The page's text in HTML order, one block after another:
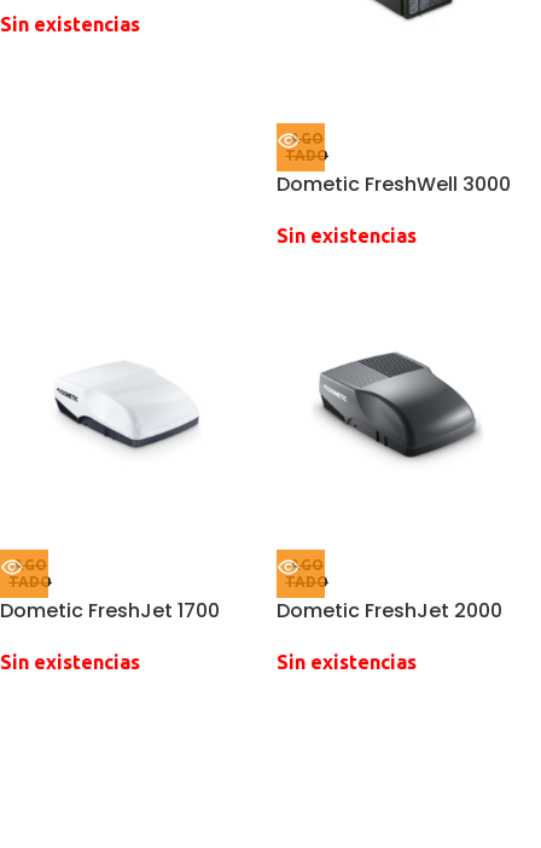
Sin existencias
AGO
TADO
Dometic FreshWell 3000
Sin existencias
AGO
TADO
Dometic FreshJet 1700
Sin existencias
AGO
TADO
Dometic FreshJet 2000
Sin existencias